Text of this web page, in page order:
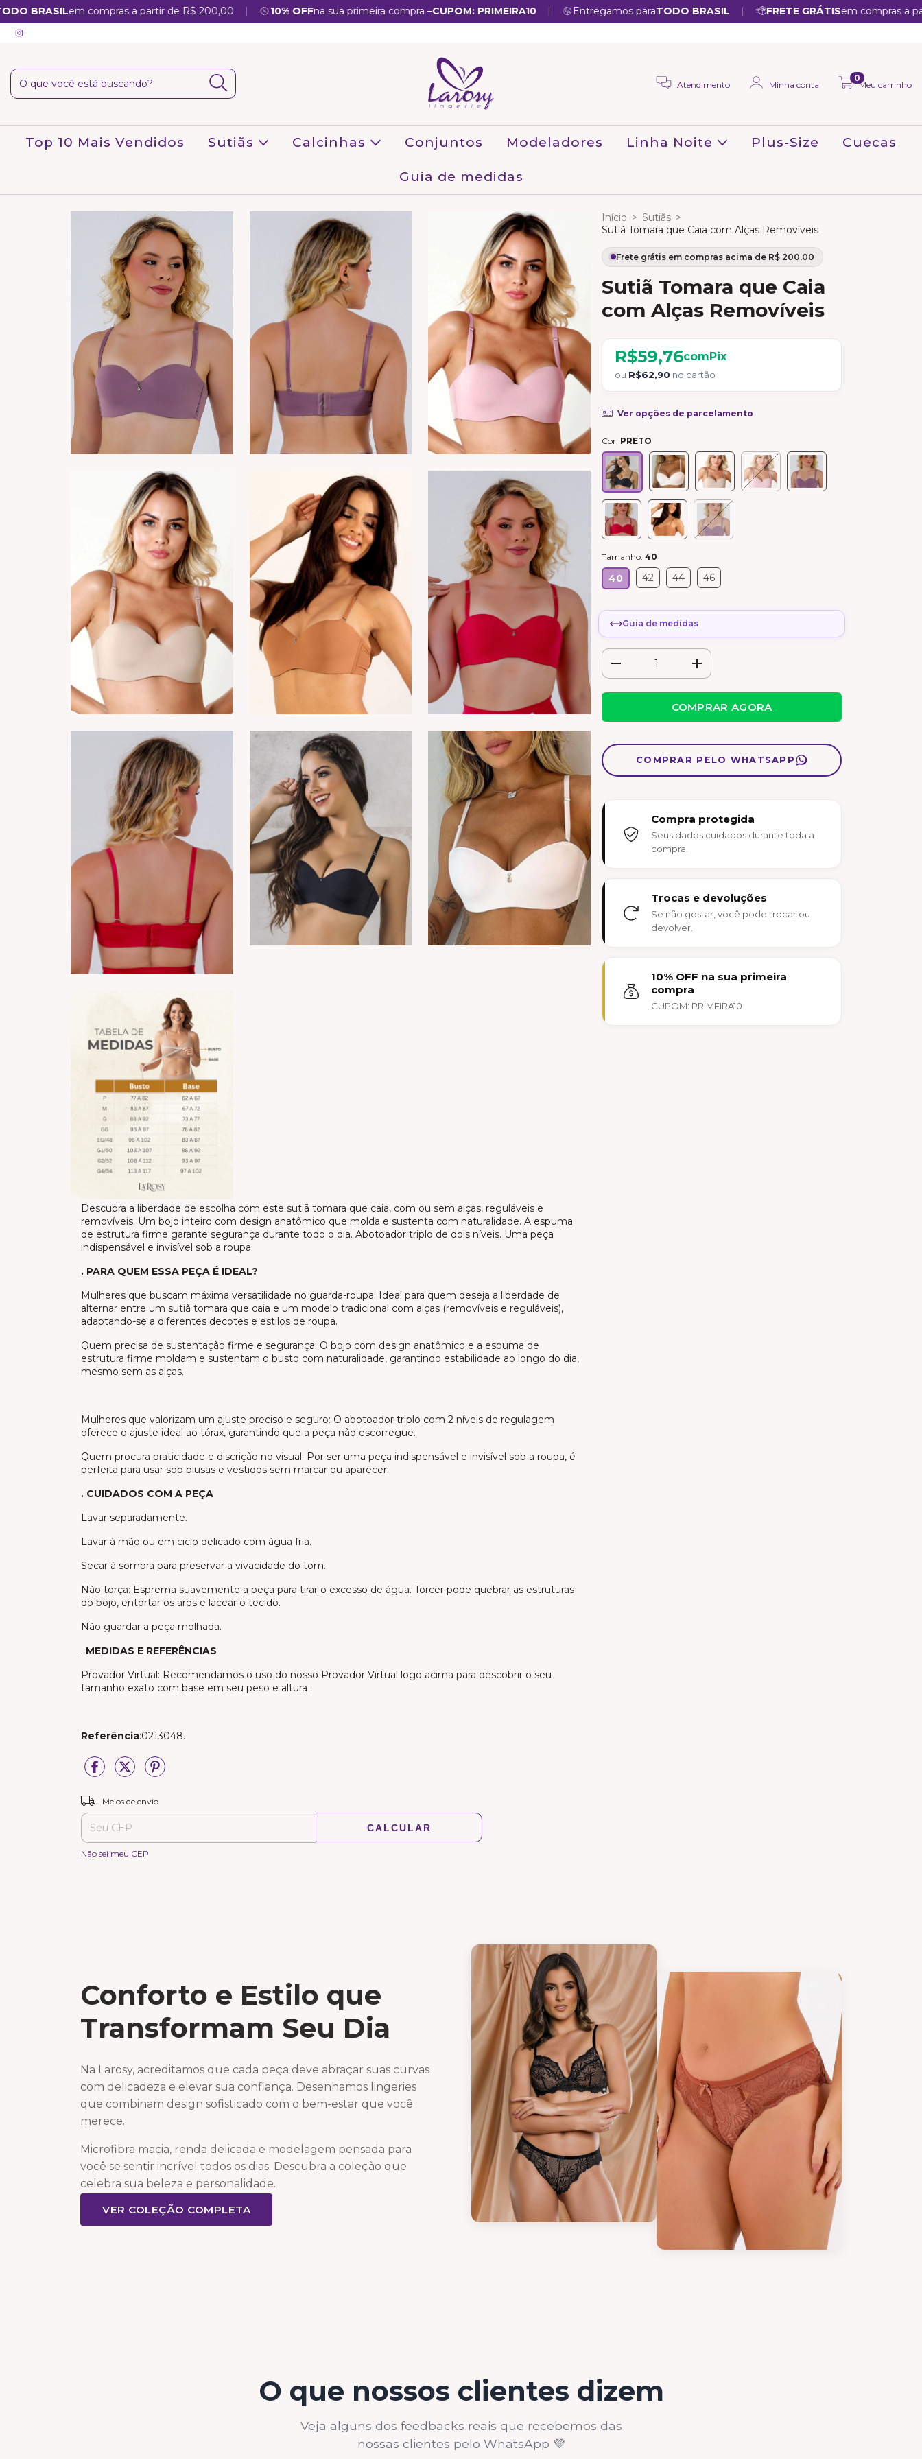
em compras a partir de R$ 200,00 | 10% OFFna sua primeira compra –CUPOM: PRIMEIRA10 | Entregamos paraTODO BRASIL | FRETE GRÁTIS em compras a partir de
Atendimento Minha conta Meu carrinho
0
Top 10 Mais Vendidos Sutiãs Calcinhas Conjuntos Modeladores Linha Noite Plus-Size Cuecas
Guia de medidas
Descubra a liberdade de escolha com este sutiã tomara que caia, com ou sem alças, reguláveis e
removíveis. Um bojo inteiro com design anatômico que molda e sustenta com naturalidade. A espuma
de estrutura firme garante segurança durante todo o dia. Abotoador triplo de dois níveis. Uma peça
indispensável e invisível sob a roupa.
. PARA QUEM ESSA PEÇA É IDEAL?
Mulheres que buscam máxima versatilidade no guarda-roupa: Ideal para quem deseja a liberdade de
alternar entre um sutiã tomara que caia e um modelo tradicional com alças (removíveis e reguláveis),
adaptando-se a diferentes decotes e estilos de roupa.
Quem precisa de sustentação firme e segurança: O bojo com design anatômico e a espuma de
estrutura firme moldam e sustentam o busto com naturalidade, garantindo estabilidade ao longo do dia,
mesmo sem as alças.
Mulheres que valorizam um ajuste preciso e seguro: O abotoador triplo com 2 níveis de regulagem
oferece o ajuste ideal ao tórax, garantindo que a peça não escorregue.
Quem procura praticidade e discrição no visual: Por ser uma peça indispensável e invisível sob a roupa, é
perfeita para usar sob blusas e vestidos sem marcar ou aparecer.
. CUIDADOS COM A PEÇA
Lavar separadamente.
Lavar à mão ou em ciclo delicado com água fria.
Secar à sombra para preservar a vivacidade do tom.
Não torça: Esprema suavemente a peça para tirar o excesso de água. Torcer pode quebrar as estruturas
do bojo, entortar os aros e lacear o tecido.
Não guardar a peça molhada.
. MEDIDAS E REFERÊNCIAS
Provador Virtual: Recomendamos o uso do nosso Provador Virtual logo acima para descobrir o seu
tamanho exato com base em seu peso e altura .
Referência:0213048.
Entregas para o CEP:
Meios de envio
CALCULAR
Não sei meu CEP
Início > Sutiãs >
Sutiã Tomara que Caia com Alças Removíveis
Sutiã Tomara que Caia
com Alças Removíveis
R$59,76comPix
ou R$62,90 no cartão
Ver opções de parcelamento
Cor: PRETO
Tamanho: 40
40 42 44 46
Guia de medidas
COMPRAR PELO WHATSAPP
Compra protegida
Seus dados cuidados durante toda a
compra.
Trocas e devoluções
Se não gostar, você pode trocar ou
devolver.
10% OFF na sua primeira
compra
CUPOM: PRIMEIRA10
Conforto e Estilo que
Transformam Seu Dia
Na Larosy, acreditamos que cada peça deve abraçar suas curvas
com delicadeza e elevar sua confiança. Desenhamos lingeries
que combinam design sofisticado com o bem-estar que você
merece.
Microfibra macia, renda delicada e modelagem pensada para
você se sentir incrível todos os dias. Descubra a coleção que
celebra sua beleza e personalidade.
VER COLEÇÃO COMPLETA
O que nossos clientes dizem
Veja alguns dos feedbacks reais que recebemos das
nossas clientes pelo WhatsApp 💜